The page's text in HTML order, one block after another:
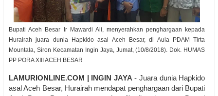
Bupati Aceh Besar Ir Mawardi Ali, menyerahkan penghargaan kepada
Hurairah juara dunia Hapkido asal Aceh Besar, di Aula PDAM Tirta
Mountala, Siron Kecamatan Ingin Jaya, Jumat, (10/8/2018). Dok. HUMAS
PP PORA XIII ACEH BESAR
LAMURIONLINE.COM | INGIN JAYA - Juara dunia Hapkido
asal Aceh Besar, Hurairah mendapat penghargaan dari Bupati